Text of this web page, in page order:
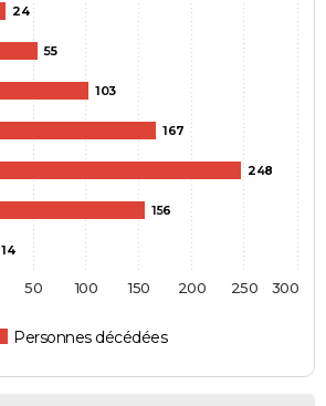
24
55
103
167
248
156
14
Personnes décédées
50 100 150 200 250 300